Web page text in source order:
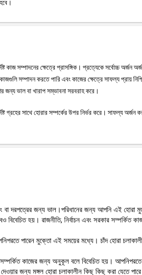
সম্পাদনের ক্ষেত্রে প্রাসঙ্গিক। প্রত্যেকে সর্বোচ্চ অর্জন
সম্পাদন করতে পারি এবং কাজের ক্ষেত্রে সাফল্য প্রায়
জন্য ভাল বা খারাপ সম্ভাবনা সরবরাহ করে।
গ্রহের সাথে হোরার সম্পর্কের উপর নির্ভর করে। সাফল্য অর্জন
বা দরপত্রের জন্য ভাল।পরিধানের জন্য আপনি এই হোরা
হয়। রাজনীতি, নির্বাচন এবং সরকার সম্পর্কিত
পারেন মুক্তো এই সময়ের মধ্যে। চাঁদ হোরা
সম্পর্কিত কাজের জন্য অনুকূল বলে বিবেচিত হয়।
জন্য মঙ্গল হোরা চলাকালীন কিছু কিছু করা যেতে পারে